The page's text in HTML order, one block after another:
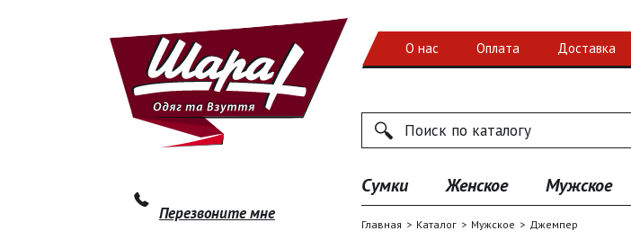
Перезвоните мне
О нас Оплата Доставка
Поиск по каталогу
Поиск
Сумки Женское Мужское
Главная Каталог Мужское Джемпер